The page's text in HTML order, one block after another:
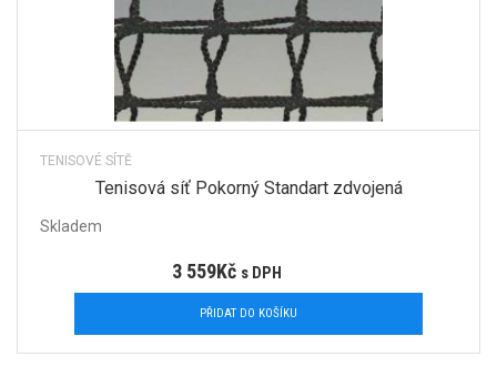
TENISOVÉ SÍTĚ
Tenisová síť Pokorný Standart zdvojená
3 559Kč s DPH
Skladem
PŘIDAT DO KOŠÍKU